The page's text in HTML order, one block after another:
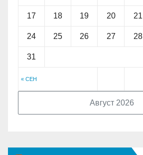
Август 2026
« СЕН
17 18 19 20 21
24 25 26 27 28
31